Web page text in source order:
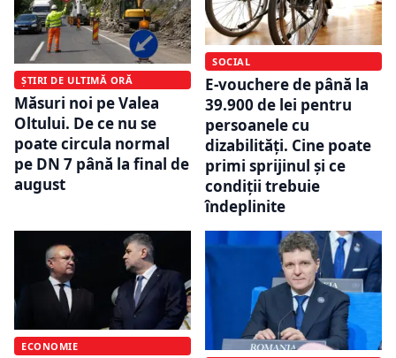
ȘTIRI DE ULTIMĂ ORĂ
Măsuri noi pe Valea
Oltului. De ce nu se
poate circula normal
pe DN 7 până la final de
august
SOCIAL
E-vouchere de până la
39.900 de lei pentru
persoanele cu
dizabilități. Cine poate
primi sprijinul și ce
condiții trebuie
îndeplinite
ECONOMIE